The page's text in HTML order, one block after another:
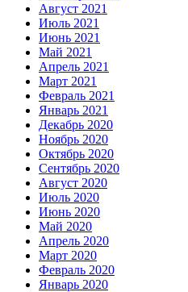
Август 2021
Июль 2021
Июнь 2021
Май 2021
Апрель 2021
Март 2021
Февраль 2021
Январь 2021
Декабрь 2020
Ноябрь 2020
Октябрь 2020
Сентябрь 2020
Август 2020
Июль 2020
Июнь 2020
Май 2020
Апрель 2020
Март 2020
Февраль 2020
Январь 2020